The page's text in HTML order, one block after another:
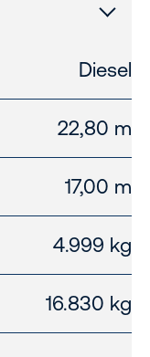
Diesel
22,80 m
17,00 m
4.999 kg
16.830 kg